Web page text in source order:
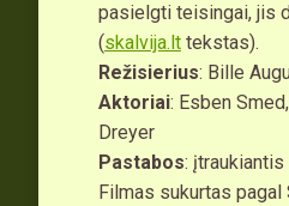
pasielgti teisingai, jis
(skalvija.lt tekstas).
Režisierius: Bille
Aktoriai: Esben
Dreyer
Pastabos:
Filmas sukurtas pagal